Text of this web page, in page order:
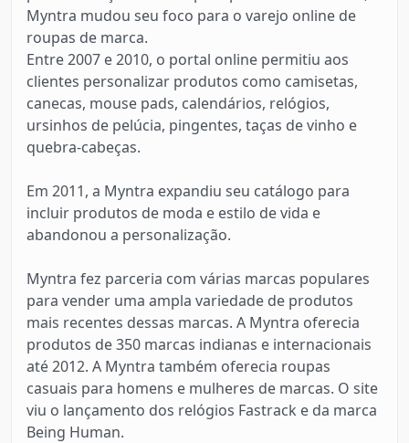
Myntra mudou seu foco para o varejo online de
roupas de marca.
Entre 2007 e 2010, o portal online permitiu aos
clientes personalizar produtos como camisetas,
canecas, mouse pads, calendários, relógios,
ursinhos de pelúcia, pingentes, taças de vinho e
quebra-cabeças.
Em 2011, a Myntra expandiu seu catálogo para
incluir produtos de moda e estilo de vida e
abandonou a personalização.
Myntra fez parceria com várias marcas populares
para vender uma ampla variedade de produtos
mais recentes dessas marcas. A Myntra oferecia
produtos de 350 marcas indianas e internacionais
até 2012. A Myntra também oferecia roupas
casuais para homens e mulheres de marcas. O site
viu o lançamento dos relógios Fastrack e da marca
Being Human.